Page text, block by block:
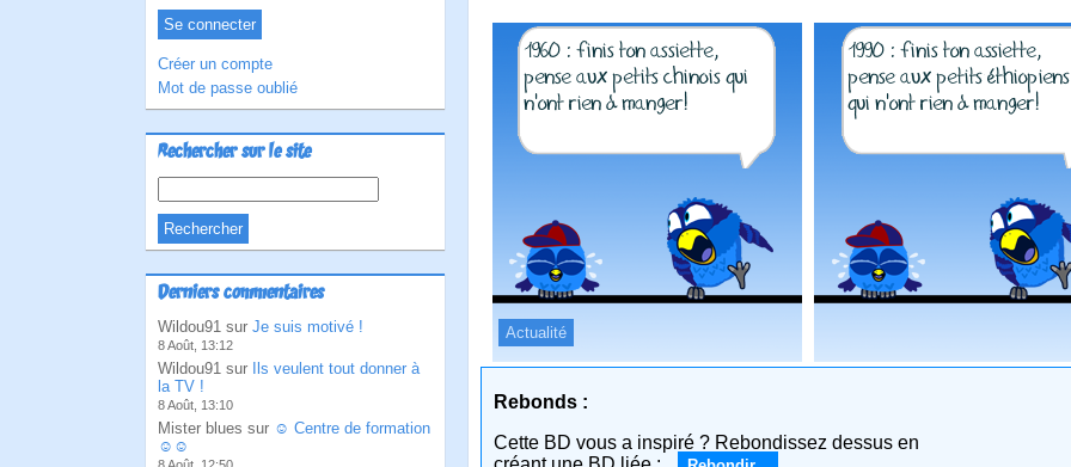
Créer un compte
Mot de passe oublié
Rechercher sur le site
Derniers commentaires
Wildou91 sur Je suis motivé !
8 Août, 13:12
Wildou91 sur
Ils veulent tout donner à
la TV !
8 Août, 13:10
Mister blues sur ☺ Centre de formation
☺☺
Actualité
Rebonds :
Cette BD vous a inspiré ? Rebondissez dessus en